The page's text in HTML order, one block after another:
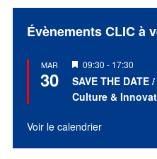
Évènements CLIC à
MAR
30
Mis
en
avant
09:30 - 17:30
SAVE THE
Culture &
Voir le calendrier